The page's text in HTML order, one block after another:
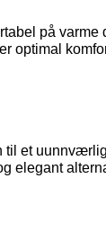
på
optimal
et
elegant